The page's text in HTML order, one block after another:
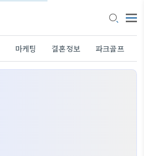
마케팅 결혼정보 파크골프